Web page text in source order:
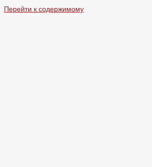
Перейти к содержимому